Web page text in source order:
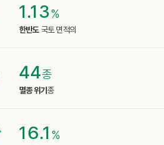
1.13%
한반도국토 면적의
44종
멸종 위기 종
16.1 %